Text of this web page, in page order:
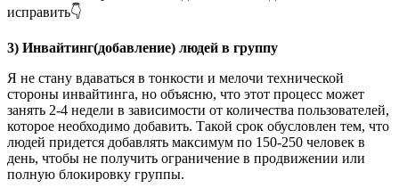
3) Инвайтинг(добавление) людей в группу
Я не стану вдаваться в тонкости и мелочи технической
стороны инвайтинга, но объясню, что этот процесс может
занять 2-4 недели в зависимости от количества пользователей,
которое необходимо добавить. Такой срок обусловлен тем, что
людей придется добавлять максимум по 150-250 человек в
день, чтобы не получить ограничение в продвижении или
полную блокировку группы.